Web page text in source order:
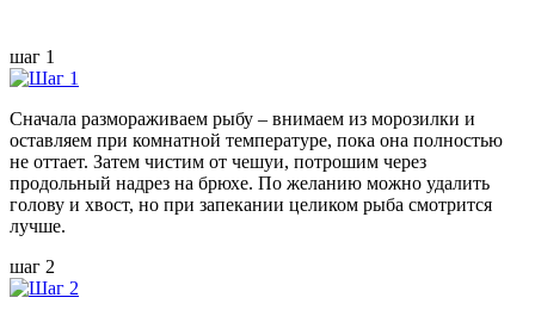
шаг 1
Сначала размораживаем рыбу – внимаем из морозилки и
оставляем при комнатной температуре, пока она полностью
не оттает. Затем чистим от чешуи, потрошим через
продольный надрез на брюхе. По желанию можно удалить
голову и хвост, но при запекании целиком рыба смотрится
лучше.
шаг 2